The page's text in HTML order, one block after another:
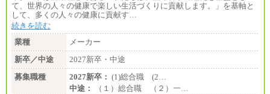
て、世界の人々の健康で楽しい生活づくりに貢献します。」を基軸と
して、多くの人々の健康に貢献す…
続きを読む
業種
メーカー
新卒／中途
2027新卒・中途
募集職種
2027新卒： (1)総合職 (2…
中途：
（１）総合職 （２）一…